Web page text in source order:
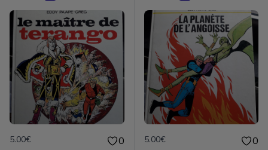
5.00€ 0 5.00€ 0